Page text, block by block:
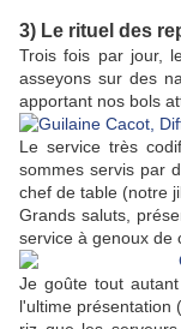
3) Le rituel des
Trois fois par jour,
asseyons sur des
apportant nos bols
Le service très
sommes servis par
chef de table (notre
Grands saluts,
service à genoux de
Je goûte tout
l'ultime présentation